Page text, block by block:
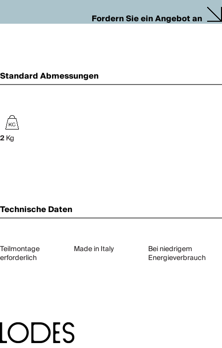
Fordern Sie ein Angebot an
Standard Abmessungen
2Kg
Technische Daten
Teilmontage
erforderlich
Made in Italy Bei niedrigem
Energieverbrauch